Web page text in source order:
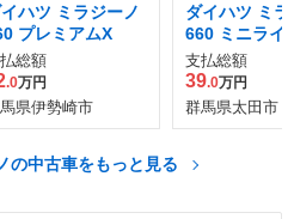
ハツ ミラジーノ
プレミアムX
総額
.0万円
県伊勢崎市
ダイハツ ミ
660 ミニライ
シャル
支払総額
39.0万円
群馬県太田市
の中古車をもっと見る